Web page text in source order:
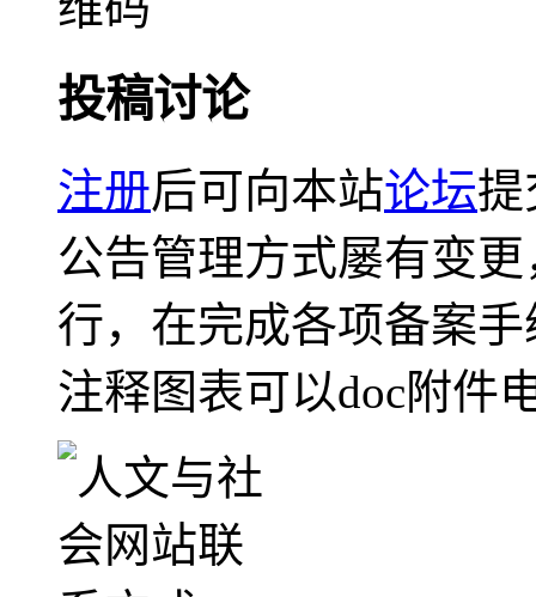
投稿讨论
注册后可向本站论坛提
公告管理方式屡有变
行，在完成各项备案
注释图表可以doc附件